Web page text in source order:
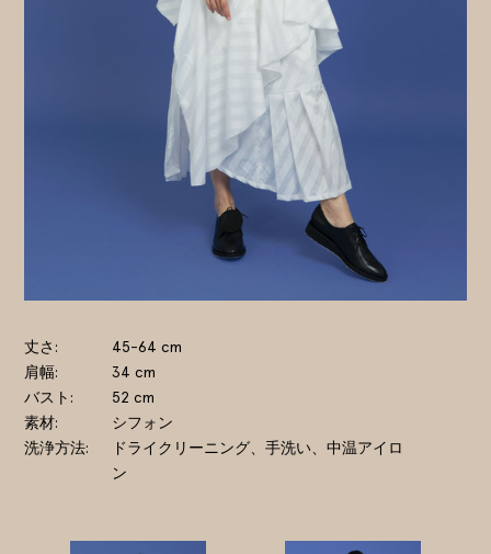
丈さ
45-64 cm
肩幅
34 cm
バスト
52 cm
素材
シフォン
洗浄方法
ドライクリーニング、手洗い、中温アイロ
ン